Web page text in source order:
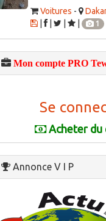
Voitures -
|
1
Mon compte PRO
Se
Acheter du
Annonce V I P